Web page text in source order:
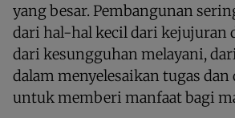
yang besar. Pembangunan
dari hal-hal kecil dari kejujuran
dari kesungguhan melayani,
dalam menyelesaikan tugas
untuk memberi manfaat bagi